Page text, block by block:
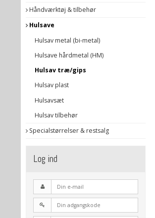
Håndværktøj & tilbehør
Hulsave
Hulsav metal (bi-metal)
Hulsave hårdmetal (HM)
Hulsav træ/gips
Hulsav plast
Hulsavsæt
Hulsav tilbehør
Specialstørrelser & restsalg
Log ind